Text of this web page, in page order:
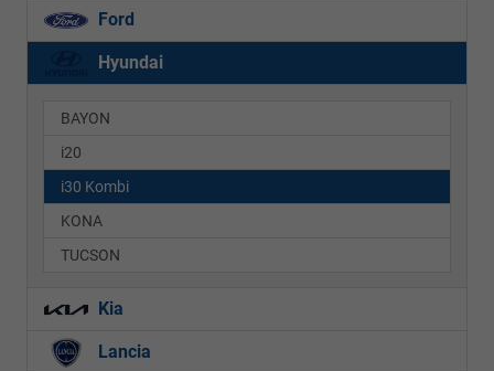
Ford
Hyundai
BAYON
i20
i30 Kombi
KONA
TUCSON
Kia
Lancia